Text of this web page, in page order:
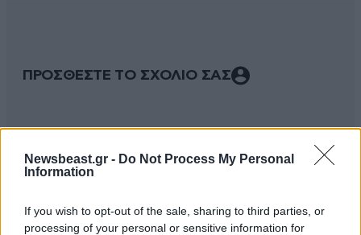
Newsbeast.gr - Do Not Process My Personal
Information
If you wish to opt-out of the sale, sharing to third parties, or
processing of your personal or sensitive information for
ΠΡΟΣΘΕΣΤΕ ΤΟ ΣΧΟΛΙΟ ΣΑΣ